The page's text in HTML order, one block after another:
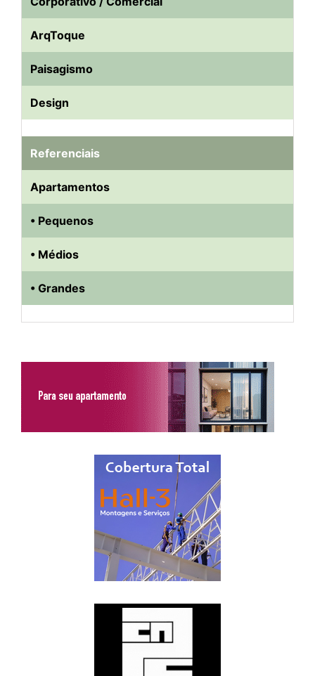
ArqToque
Paisagismo
Design
Referenciais
Apartamentos
• Pequenos
• Médios
• Grandes